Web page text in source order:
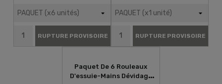
RUPTURE PROVISOIRE RUPTURE PROVISOIRE
Paquet De 6 Rouleaux
D'essuie-Mains Dévidage